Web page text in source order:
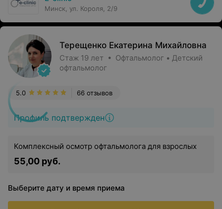
Минск, ул. Короля, 2/9
Терещенко Екатерина Михайловна
Стаж 19 лет • Офтальмолог • Детский
офтальмолог
Профиль подтвержден
66 отзывов
5.0
Комплексный осмотр офтальмолога для взрослых
55,00 руб.
Выберите дату и время приема